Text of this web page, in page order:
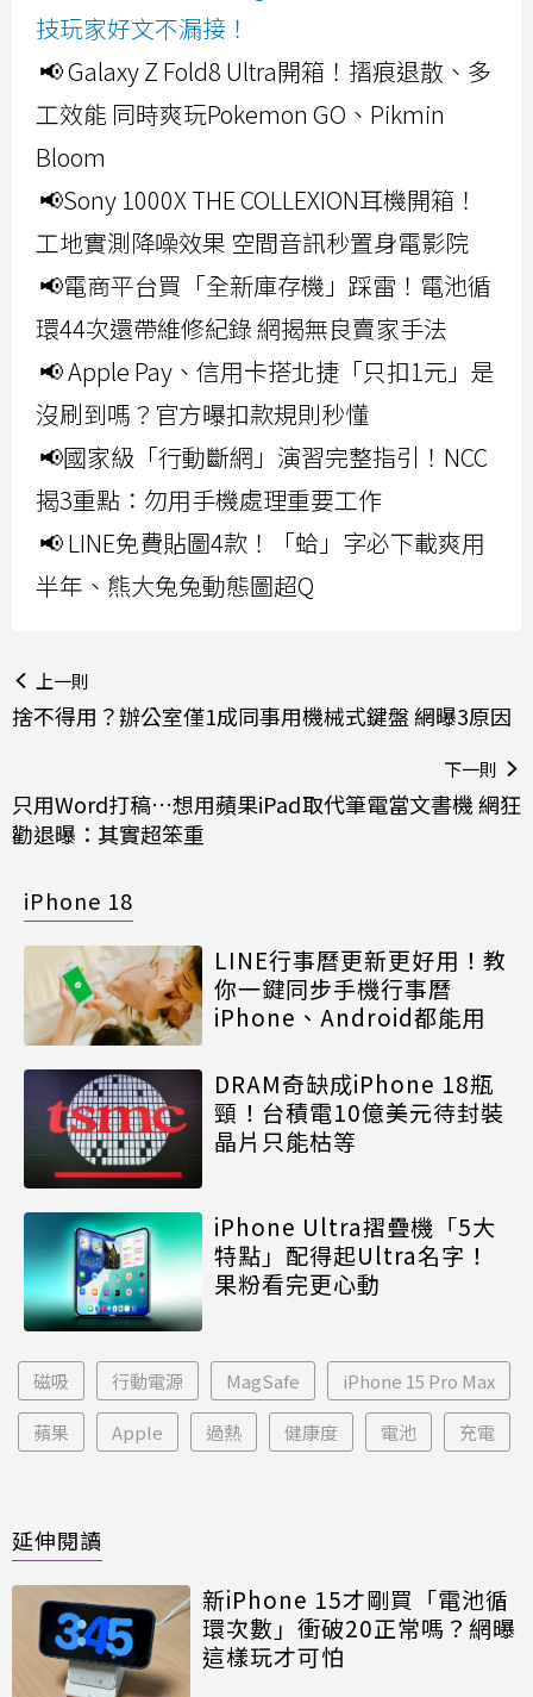
技玩家好文不漏接！
📢 Galaxy Z Fold8 Ultra開箱！摺痕退散、多
工效能 同時爽玩Pokemon GO、Pikmin
Bloom
📢Sony 1000X THE COLLEXION耳機開箱！
工地實測降噪效果 空間音訊秒置身電影院
📢電商平台買「全新庫存機」踩雷！電池循
環44次還帶維修紀錄 網揭無良賣家手法
📢 Apple Pay、信用卡搭北捷「只扣1元」是
沒刷到嗎？官方曝扣款規則秒懂
📢國家級「行動斷網」演習完整指引！NCC
揭3重點：勿用手機處理重要工作
📢 LINE免費貼圖4款！「蛤」字必下載爽用
半年、熊大兔兔動態圖超Q
上一則
捨不得用？辦公室僅1成同事用機械式鍵盤 網曝3原因
下一則
只用Word打稿…想用蘋果iPad取代筆電當文書機 網狂
勸退曝：其實超笨重
iPhone 18
LINE行事曆更新更好用！教
你一鍵同步手機行事曆
iPhone、Android都能用
DRAM奇缺成iPhone 18瓶
頸！台積電10億美元待封裝
晶片只能枯等
iPhone Ultra摺疊機「5大
特點」配得起Ultra名字！
果粉看完更心動
磁吸 行動電源 MagSafe iPhone 15 Pro Max
蘋果 Apple 過熱 健康度 電池 充電
延伸閱讀
新iPhone 15才剛買「電池循
環次數」衝破20正常嗎？網曝
這樣玩才可怕